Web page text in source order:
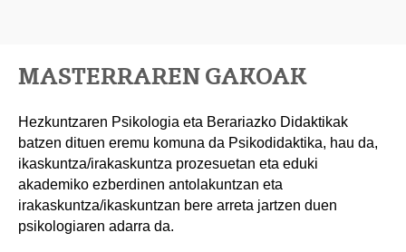
MASTERRAREN GAKOAK
Hezkuntzaren Psikologia eta Berariazko Didaktikak
batzen dituen eremu komuna da Psikodidaktika, hau da,
ikaskuntza/irakaskuntza prozesuetan eta eduki
akademiko ezberdinen antolakuntzan eta
irakaskuntza/ikaskuntzan bere arreta jartzen duen
psikologiaren adarra da.